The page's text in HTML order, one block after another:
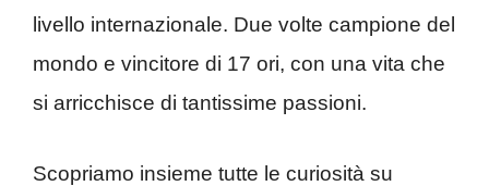
livello internazionale. Due volte campione del
mondo e vincitore di 17 ori, con una vita che
si arricchisce di tantissime passioni.
Scopriamo insieme tutte le curiosità su